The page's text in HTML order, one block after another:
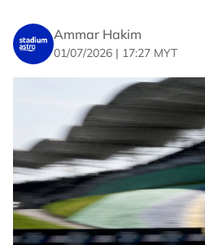
Columbus Crew, selain
Libertadores, menjadikannya
biasa beraksi di pentas
Dikenali dengan visi
kemampuan mengekalkan
kerja yang konsisten, Sosa
penting dalam sistem
Penyokong Red Giants
sentuhan pemain kelahiran
membantu Selangor kembali
domestik, selain
Ammar Hakim
01/07/2026 | 17:27 MYT